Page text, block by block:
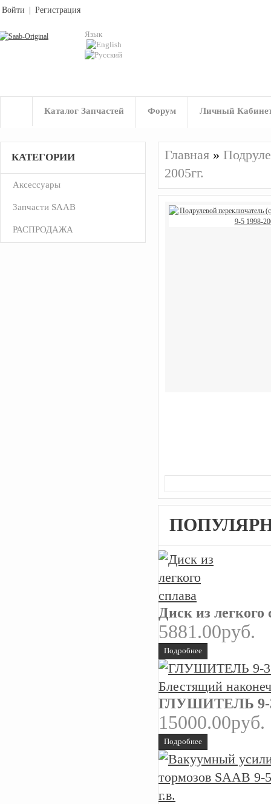
Войти Регистрация
Язык
Каталог Запчастей Форум Личный
КАТЕГОРИИ
Аксессуары
Запчасти SAAB
РАСПРОДАЖА
Главная »
2005гг.
Диск из легкого
5881.00руб.
Подробнее
ГЛУШИТЕЛЬ 9-3
15000.00руб.
Подробнее